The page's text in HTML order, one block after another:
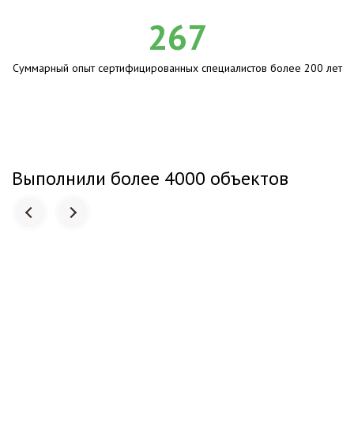
267
Суммарный опыт сертифицированных специалистов более 200 лет
Выполнили более 4000 объектов